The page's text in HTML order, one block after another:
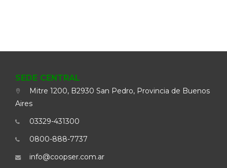
SEDE CENTRAL
Mitre 1200, B2930 San Pedro, Provincia de Buenos
Aires
03329-431300
0800-888-7737
info@coopser.com.ar